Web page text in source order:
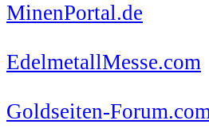
MinenPortal.de
EdelmetallMesse.com
Goldseiten-